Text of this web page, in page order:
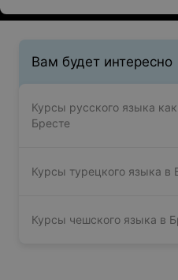
Вам будет интересно
Курсы русского языка
Бресте
Курсы турецкого языка в
Курсы чешского языка в